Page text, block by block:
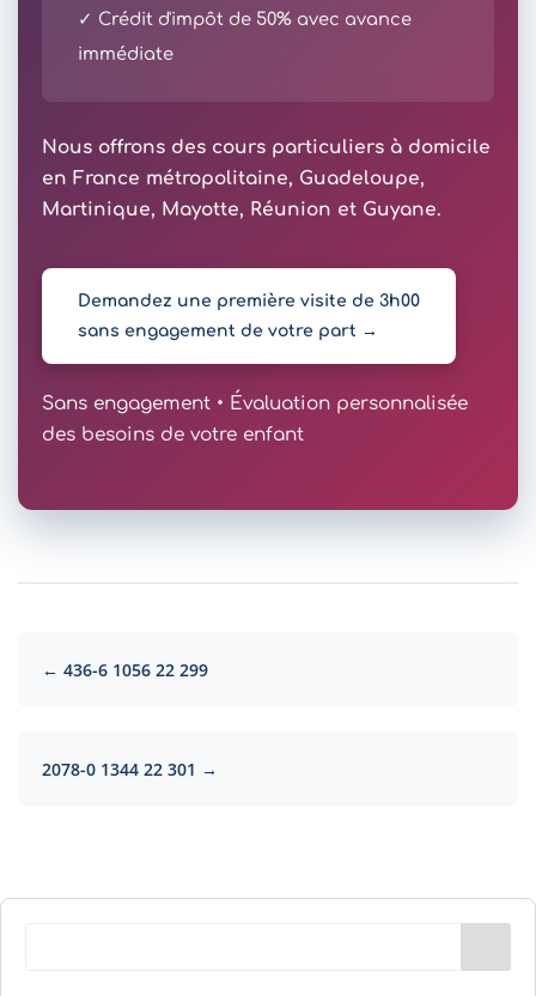
✓ Crédit d'impôt de 50% avec avance
immédiate
Nous offrons des cours particuliers à domicile
en France métropolitaine, Guadeloupe,
Martinique, Mayotte, Réunion et Guyane.
Demandez une première visite de 3h00
sans engagement de votre part →
Sans engagement • Évaluation personnalisée
des besoins de votre enfant
← 436-6 1056 22 299
2078-0 1344 22 301 →